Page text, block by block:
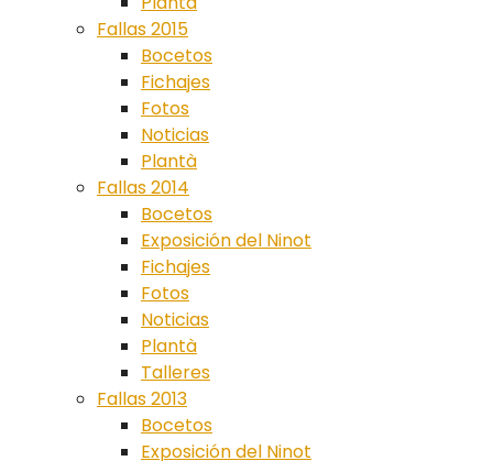
Fallas 2015
Bocetos
Fichajes
Fotos
Noticias
Plantà
Fallas 2014
Bocetos
Exposición del Ninot
Fichajes
Fotos
Noticias
Plantà
Talleres
Fallas 2013
Bocetos
Exposición del Ninot